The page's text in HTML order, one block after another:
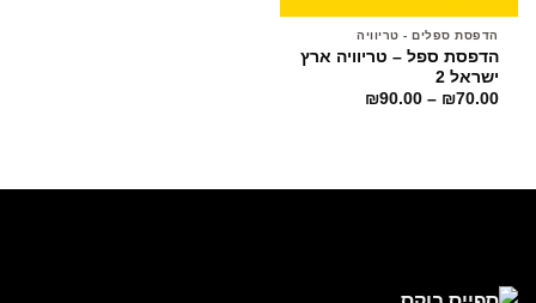
הדפסת ספלים - טריוויה
הדפסת ספל – טריוויה ארץ
ישראל 2
₪70.00
–
₪90.00